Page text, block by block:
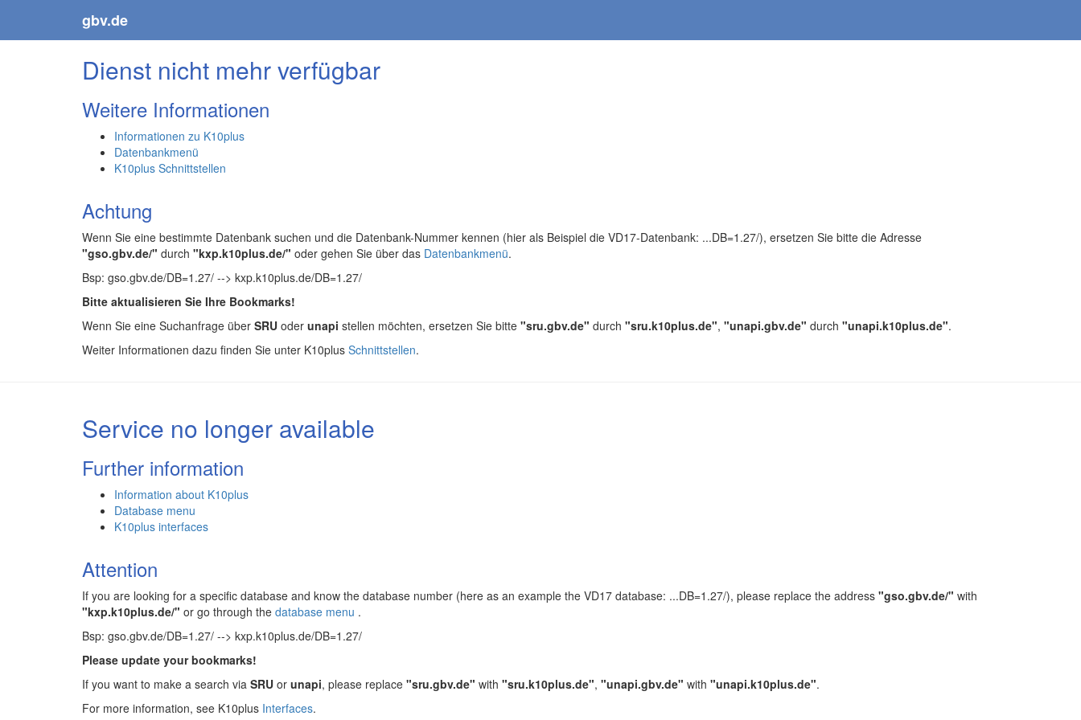
gbv.de
Dienst nicht mehr verfügbar
Weitere Informationen
Informationen zu K10plus
Datenbankmenü
K10plus Schnittstellen
Achtung
Wenn Sie eine bestimmte Datenbank suchen und die Datenbank-Nummer kennen (hier als Beispiel die VD17-Datenbank: ...DB=1.27/), ersetzen Sie bitte die Adresse
"gso.gbv.de/" durch "kxp.k10plus.de/" oder gehen Sie über das Datenbankmenü.
Bsp: gso.gbv.de/DB=1.27/ --> kxp.k10plus.de/DB=1.27/
Bitte aktualisieren Sie Ihre Bookmarks!
Wenn Sie eine Suchanfrage über SRU oder unapi stellen möchten, ersetzen Sie bitte "sru.gbv.de" durch "sru.k10plus.de", "unapi.gbv.de" durch "unapi.k10plus.de".
Weiter Informationen dazu finden Sie unter K10plus Schnittstellen.
Service no longer available
Further information
Information about K10plus
Database menu
K10plus interfaces
Attention
If you are looking for a specific database and know the database number (here as an example the VD17 database: ...DB=1.27/), please replace the address "gso.gbv.de/" with
"kxp.k10plus.de/" or go through the database menu .
Bsp: gso.gbv.de/DB=1.27/ --> kxp.k10plus.de/DB=1.27/
Please update your bookmarks!
If you want to make a search via SRU or unapi, please replace "sru.gbv.de" with "sru.k10plus.de", "unapi.gbv.de" with "unapi.k10plus.de".
For more information, see K10plus Interfaces.